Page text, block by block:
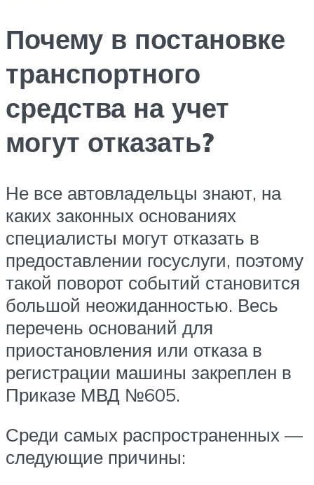
Почему в постановке
транспортного
средства на учет
могут отказать?
Не все автовладельцы знают, на
каких законных основаниях
специалисты могут отказать в
предоставлении госуслуги, поэтому
такой поворот событий становится
большой неожиданностью. Весь
перечень оснований для
приостановления или отказа в
регистрации машины закреплен в
Приказе МВД №605.
Среди самых распространенных —
следующие причины: